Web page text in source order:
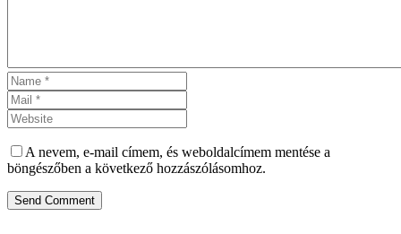
A nevem, e-mail címem, és weboldalcímem mentése a
böngészőben a következő hozzászólásomhoz.
Send Comment